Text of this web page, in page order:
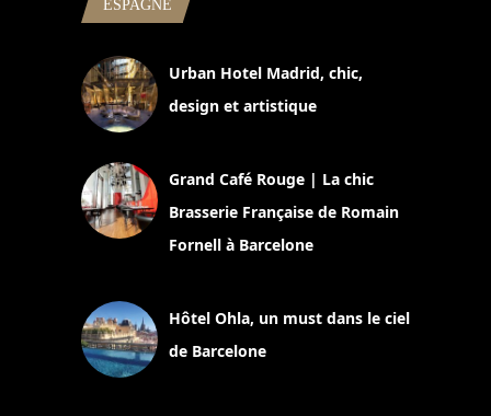
ESPAGNE
Urban Hotel Madrid, chic,
design et artistique
Grand Café Rouge | La chic
Brasserie Française de Romain
Fornell à Barcelone
Hôtel Ohla, un must dans le ciel
de Barcelone